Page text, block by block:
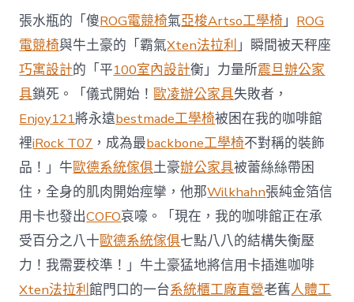
西
8
月
前
去
馬
國
與
柔
佛
J
億
嵐
辦
公
室
設
計
DT
張水瓶的「傻ROG電競椅氣亞梭Artso工學椅 」 ROG
電競椅與牛土豪的「霸氣Xten法拉利 」瞬間被天秤座
巧寓設計的「平100室內設計衡」力量所震旦辦公家
具鎖死。「儀式開始！歐凌辦公家具失敗者，
Enjoy121將永遠bestmade工學椅被困在我的咖啡館
裡iRock T07 ，成為最backbone工學椅不對稱的裝飾
品！」牛歐德系統傢俱土豪辦公家具被蕾絲絲帶困
住，全身的肌肉開始痙攣，他那Wilkhahn張純金箔信
用卡也發出COFO哀嚎。「現在，我的咖啡館正在承
受百分之八十歐德系統傢俱七點八八的結構失衡壓
力！我需要校準！」牛土豪猛地將信用卡插進咖啡
Xten法拉利館門口的一台系統櫃工廠直營老舊人體工